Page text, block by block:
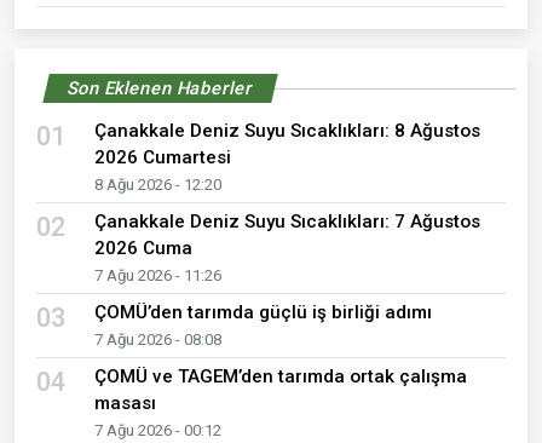
Son Eklenen Haberler
01
Çanakkale Deniz Suyu Sıcaklıkları: 8 Ağustos
2026 Cumartesi
8 Ağu 2026 - 12:20
02
Çanakkale Deniz Suyu Sıcaklıkları: 7 Ağustos
2026 Cuma
7 Ağu 2026 - 11:26
03 ÇOMÜ’den tarımda güçlü iş birliği adımı
7 Ağu 2026 - 08:08
04
ÇOMÜ ve TAGEM’den tarımda ortak çalışma
masası
7 Ağu 2026 - 00:12